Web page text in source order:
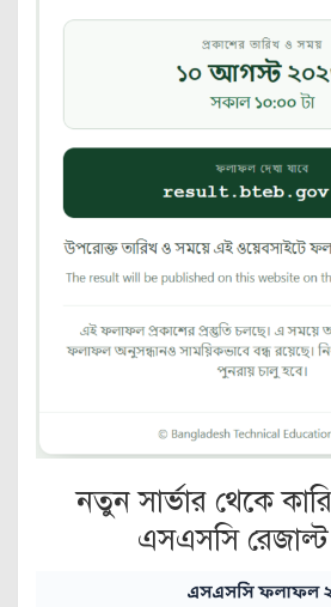
নতুন সার্ভার থেকে
এসএসসি